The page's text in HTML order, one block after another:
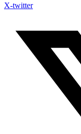
X-twitter